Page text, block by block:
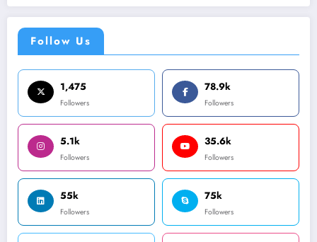
Follow Us
1,475
Followers
78.9k
Followers
5.1k
Followers
35.6k
Followers
55k
Followers
75k
Followers